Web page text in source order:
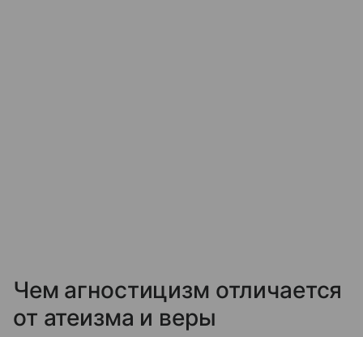
Чем агностицизм отличается
от атеизма и веры